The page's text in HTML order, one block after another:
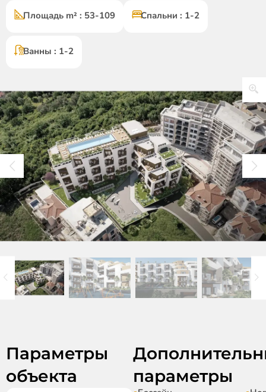
Площадь m² : 53-109 Спальни : 1-2
Ванны : 1-2
Параметры
объекта
параметры